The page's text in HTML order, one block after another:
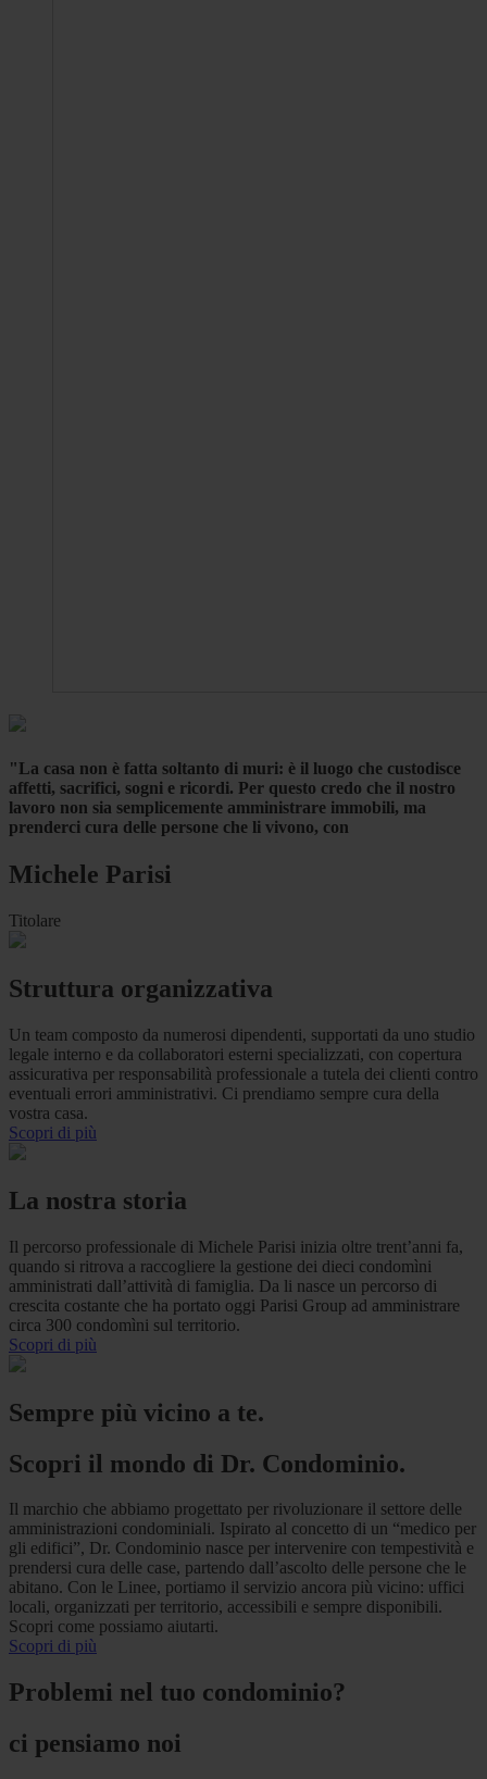
"La casa non è fatta soltanto di muri: è il luogo che custodisce
affetti, sacrifici, sogni e ricordi. Per questo credo che il nostro
lavoro non sia semplicemente amministrare immobili, ma
prenderci cura delle persone che li vivono, con
Michele Parisi
Titolare
Struttura organizzativa
Un team composto da numerosi dipendenti, supportati da uno studio
legale interno e da collaboratori esterni specializzati, con copertura
assicurativa per responsabilità professionale a tutela dei clienti contro
eventuali errori amministrativi. Ci prendiamo sempre cura della
vostra casa.
Scopri di più
La nostra storia
Il percorso professionale di Michele Parisi inizia oltre trent’anni fa,
quando si ritrova a raccogliere la gestione dei dieci condomìni
amministrati dall’attività di famiglia. Da li nasce un percorso di
crescita costante che ha portato oggi Parisi Group ad amministrare
circa 300 condomìni sul territorio.
Scopri di più
Sempre più vicino a te.
Scopri il mondo di Dr. Condominio.
Il marchio che abbiamo progettato per rivoluzionare il settore delle
amministrazioni condominiali. Ispirato al concetto di un “medico per
gli edifici”, Dr. Condominio nasce per intervenire con tempestività e
prendersi cura delle case, partendo dall’ascolto delle persone che le
abitano. Con le Linee, portiamo il servizio ancora più vicino: uffici
locali, organizzati per territorio, accessibili e sempre disponibili.
Scopri come possiamo aiutarti.
Scopri di più
Problemi nel tuo condominio?
ci pensiamo noi